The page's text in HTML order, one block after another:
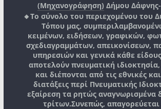
(Μηχανογράφηση) Δήμου
🔸Το σύνολο του περιεχομένου του
Τόπου μας,
κειμένων, ειδήσεων, γραφικών,
σχεδιαγραμμάτων, απεικονίσεων,
υπηρεσιών και γενικά κάθε
αποτελούν πνευματική
και διέπονται από τις εθνικές
διατάξεις περί Πνευματικής
εξαίρεση τα ρητώς αναγνωρισμένα
τρίτων.Συνεπώς,